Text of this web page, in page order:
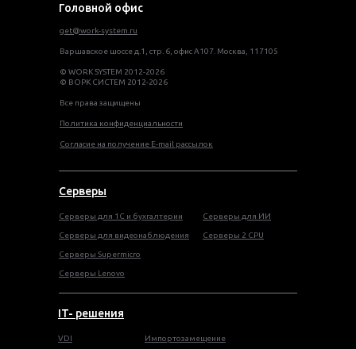
get@work-system.ru
Варшавское шоссе д.1, стр. 6, офис А107. Москва, 117105
© WORK SYSTEM 2012-2026
© ВОРК СИСТЕМ 2012-2026
Все права защищены
Политика конфиденциальности
Согласие на получение E-mail рассылок
Головной офис
Серверы
Серверы для 1С и бухгалтерии
Серверы для видеонаблюдения
Серверы Supermicro
Серверы Lenovo
Серверы для ИИ
Серверы 2 CPU
VDI Импортозамещение
IT- решения